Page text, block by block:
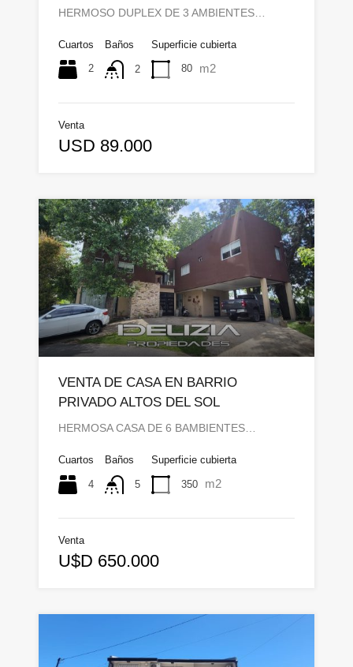
HERMOSO DUPLEX DE 3 AMBIENTES…
Cuartos
2
Baños
2
Superficie cubierta
80 m2
Venta
USD 89.000
VENTA DE CASA EN BARRIO
PRIVADO ALTOS DEL SOL
HERMOSA CASA DE 6 BAMBIENTES…
Cuartos
4
Baños
5
Superficie cubierta
350 m2
Venta
U$D 650.000